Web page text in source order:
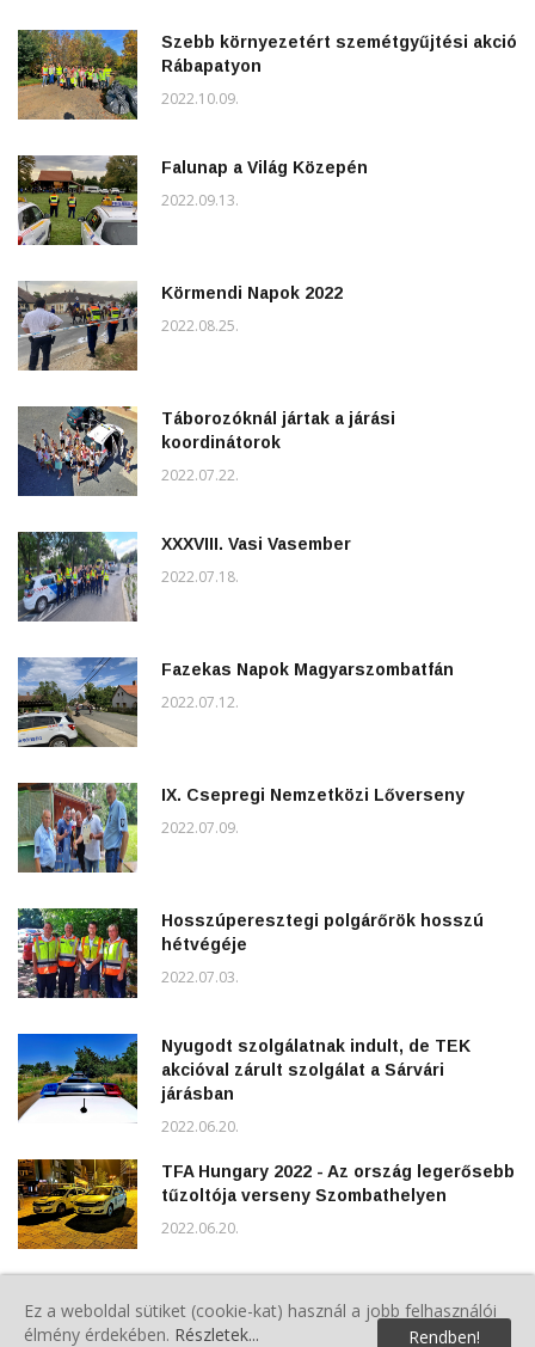
Szebb környezetért szemétgyűjtési akció
Rábapatyon
2022.10.09.
Falunap a Világ Közepén
2022.09.13.
Körmendi Napok 2022
2022.08.25.
Táborozóknál jártak a járási
koordinátorok
2022.07.22.
XXXVIII. Vasi Vasember
2022.07.18.
Fazekas Napok Magyarszombatfán
2022.07.12.
IX. Csepregi Nemzetközi Lőverseny
2022.07.09.
Hosszúperesztegi polgárőrök hosszú
hétvégéje
2022.07.03.
Nyugodt szolgálatnak indult, de TEK
akcióval zárult szolgálat a Sárvári
járásban
2022.06.20.
TFA Hungary 2022 - Az ország legerősebb
tűzoltója verseny Szombathelyen
2022.06.20.
Perenyén
Ez a weboldal sütiket (cookie-kat) használ a jobb felhasználói
élmény érdekében. Részletek... Rendben!